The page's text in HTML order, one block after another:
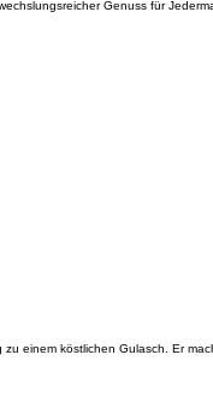
Genuss für
einem köstlichen Gulasch. Er